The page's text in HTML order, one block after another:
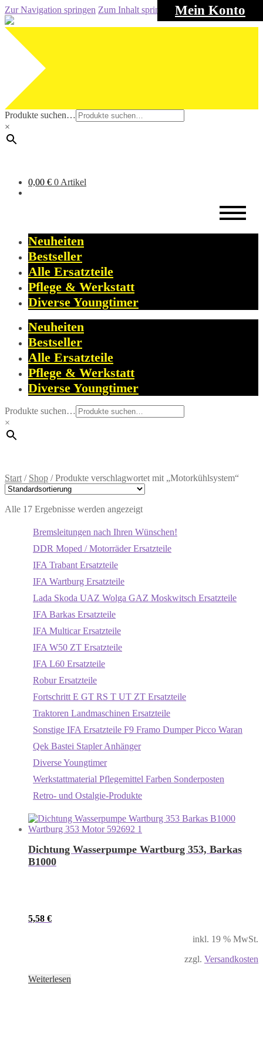
Mein Konto
Zur Navigation springen Zum Inhalt springen
Produkte suchen…
×
0,00 € 0 Artikel
Neuheiten
Bestseller
Alle Ersatzteile
Pflege & Werkstatt
Diverse Youngtimer
Neuheiten
Bestseller
Alle Ersatzteile
Pflege & Werkstatt
Diverse Youngtimer
Produkte suchen…
×
Start / Shop /Produkte verschlagwortet mit „Motorkühlsystem“
Alle 17 Ergebnisse werden angezeigt
Bremsleitungen nach Ihren Wünschen!
DDR Moped / Motorräder Ersatzteile
IFA Trabant Ersatzteile
IFA Wartburg Ersatzteile
Lada Skoda UAZ Wolga GAZ Moskwitsch Ersatzteile
IFA Barkas Ersatzteile
IFA Multicar Ersatzteile
IFA W50 ZT Ersatzteile
IFA L60 Ersatzteile
Robur Ersatzteile
Fortschritt E GT RS T UT ZT Ersatzteile
Traktoren Landmaschinen Ersatzteile
Sonstige IFA Ersatzteile F9 Framo Dumper Picco Waran
Qek Bastei Stapler Anhänger
Diverse Youngtimer
Werkstattmaterial Pflegemittel Farben Sonderposten
Retro- und Ostalgie-Produkte
Dichtung Wasserpumpe Wartburg 353, Barkas
B1000
5,58 €
inkl. 19 % MwSt.
zzgl. Versandkosten
Weiterlesen